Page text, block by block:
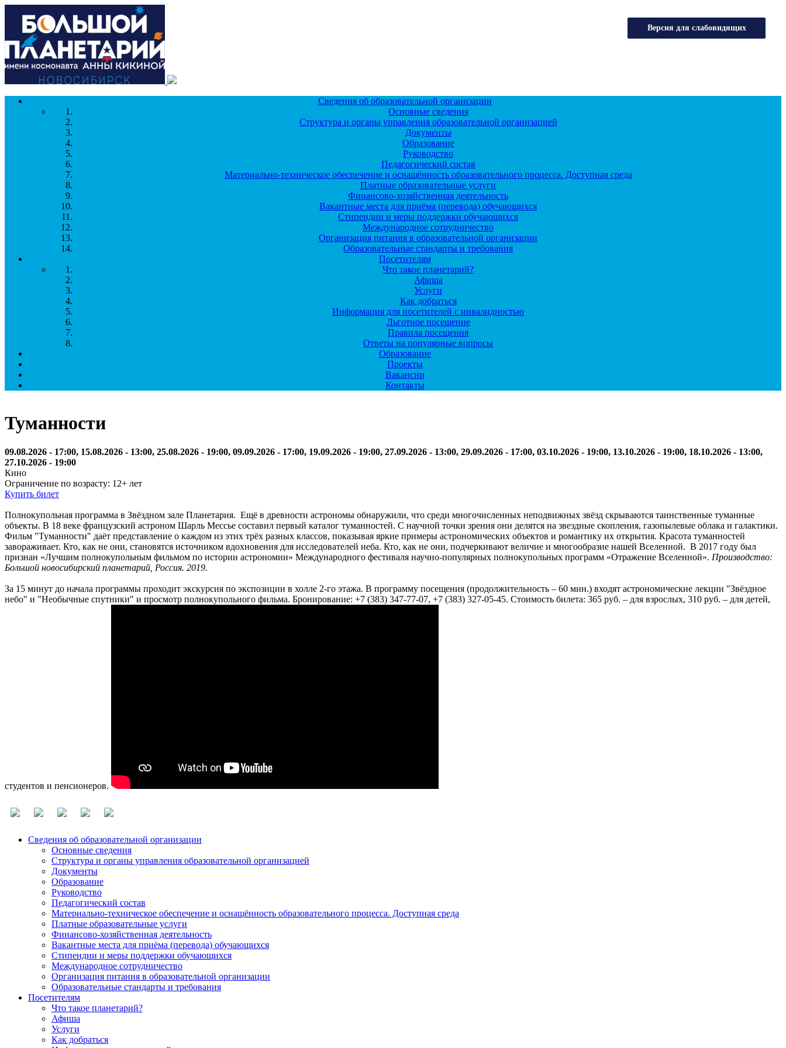
Перейти к основному содержанию
Версия для слабовидящих
Сведения об образовательной организации
Основные сведения
Структура и органы управления образовательной организацией
Документы
Образование
Руководство
Педагогический состав
Материально-техническое обеспечение и оснащённость образовательного процесса. Доступная среда
Платные образовательные услуги
Финансово-хозяйственная деятельность
Вакантные места для приёма (перевода) обучающихся
Стипендии и меры поддержки обучающихся
Международное сотрудничество
Организация питания в образовательной организации
Образовательные стандарты и требования
Посетителям
Что такое планетарий?
Афиша
Услуги
Как добраться
Информация для посетителей с инвалидностью
Льготное посещение
Правила посещения
Ответы на популярные вопросы
Образование
Проекты
Вакансии
Контакты
Туманности
09.08.2026 - 17:00, 15.08.2026 - 13:00, 25.08.2026 - 19:00, 09.09.2026 - 17:00, 19.09.2026 - 19:00, 27.09.2026 - 13:00, 29.09.2026 - 17:00, 03.10.2026 - 19:00, 13.10.2026 - 19:00, 18.10.2026 - 13:00,
27.10.2026 - 19:00
Кино
Ограничение по возрасту: 12+ лет
Купить билет
Полнокупольная программа в Звёздном зале Планетария. Ещё в древности астрономы обнаружили, что среди многочисленных неподвижных звёзд скрываются таинственные туманные
объекты. В 18 веке французский астроном Шарль Мессье составил первый каталог туманностей. С научной точки зрения они делятся на звездные скопления, газопылевые облака и галактики.
Фильм "Туманности" даёт представление о каждом из этих трёх разных классов, показывая яркие примеры астрономических объектов и романтику их открытия. Красота туманностей
завораживает. Кто, как не они, становятся источником вдохновения для исследователей неба. Кто, как не они, подчеркивают величие и многообразие нашей Вселенной. В 2017 году был
признан «Лучшим полнокупольным фильмом по истории астрономии» Международного фестиваля научно-популярных полнокупольных программ «Отражение Вселенной». Производство:
Большой новосибирский планетарий, Россия. 2019.
За 15 минут до начала программы проходит экскурсия по экспозиции в холле 2-го этажа. В программу посещения (продолжительность – 60 мин.) входят астрономические лекции "Звёздное
небо" и "Необычные спутники" и просмотр полнокупольного фильма. Бронирование: +7 (383) 347-77-07, +7 (383) 327-05-45. Стоимость билета: 365 руб. – для взрослых, 310 руб. – для детей,
студентов и пенсионеров.
Сведения об образовательной организации
Основные сведения
Структура и органы управления образовательной организацией
Документы
Образование
Руководство
Педагогический состав
Материально-техническое обеспечение и оснащённость образовательного процесса. Доступная среда
Платные образовательные услуги
Финансово-хозяйственная деятельность
Вакантные места для приёма (перевода) обучающихся
Стипендии и меры поддержки обучающихся
Международное сотрудничество
Организация питания в образовательной организации
Образовательные стандарты и требования
Посетителям
Что такое планетарий?
Афиша
Услуги
Как добраться